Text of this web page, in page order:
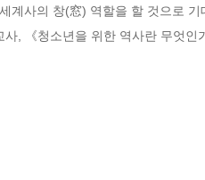
계사의 창(窓) 역할을 할 것으로 기
, 《청소년을 위한 역사란 무엇인